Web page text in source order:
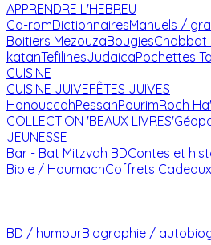
APPRENDRE L'HEBREU
Cd-romDictionnairesManuels /
Boitiers MezouzaBougiesChabbat
katanTefilinesJudaicaPochettes
CUISINE
CUISINE JUIVEFÊTES JUIVES
HanouccahPessahPourimRoch
COLLECTION 'BEAUX LIVRES'
JEUNESSE
Bar - Bat Mitzvah BDContes et
Bible / HoumachCoffrets Cadeaux
BD / humourBiographie /